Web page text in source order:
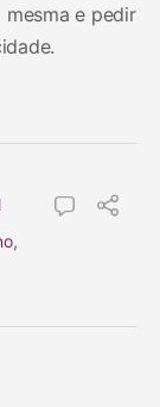
e pedir
,